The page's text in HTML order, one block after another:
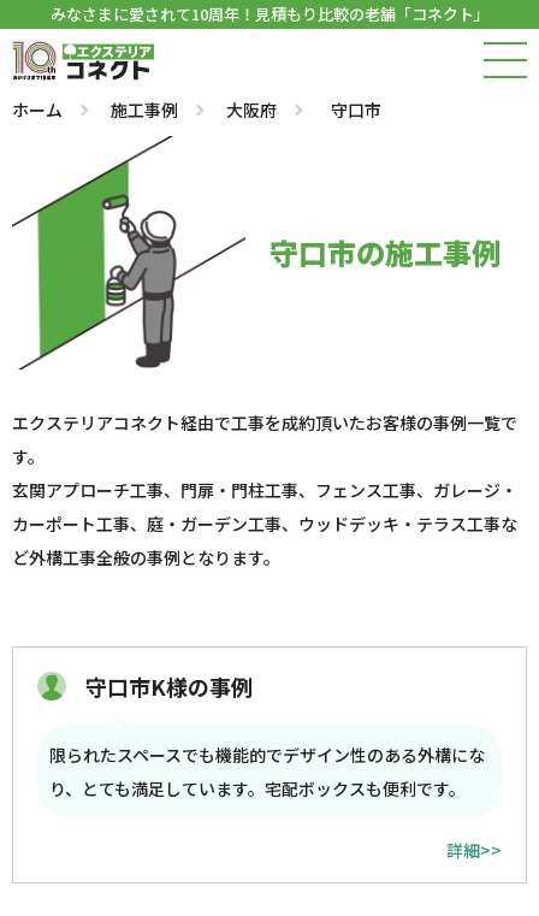
みなさまに愛されて10周年！見積もり比較の老舗「コネクト」
ホーム 施工事例 大阪府 守口市
守口市の施工事例
エクステリアコネクト経由で工事を成約頂いたお客様の事例一覧で
す。
玄関アプローチ工事、門扉・門柱工事、フェンス工事、ガレージ・
カーポート工事、庭・ガーデン工事、ウッドデッキ・テラス工事な
ど外構工事全般の事例となります。
守口市K様の事例
限られたスペースでも機能的でデザイン性のある外構にな
り、とても満足しています。宅配ボックスも便利です。
詳細>>